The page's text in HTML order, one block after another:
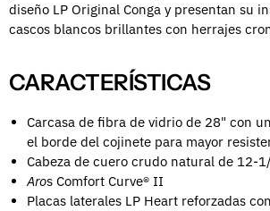
diseño LP Original Conga y presentan su
cascos blancos brillantes con herrajes
CARACTERÍSTICAS
Carcasa de fibra de vidrio de 28" con
el borde del cojinete para mayor
Cabeza de cuero crudo natural de 12-
Aros Comfort Curve® II
Placas laterales LP Heart reforzadas